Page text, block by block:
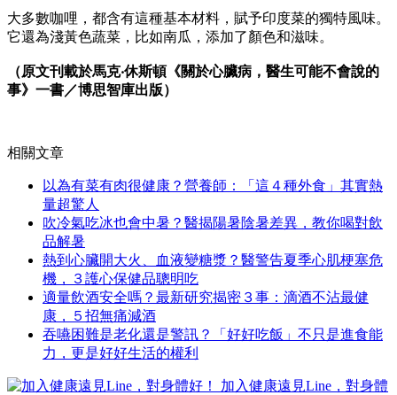
大多數咖哩，都含有這種基本材料，賦予印度菜的獨特風味。
它還為淺黃色蔬菜，比如南瓜，添加了顏色和滋味。
（原文刊載於馬克‧休斯頓《關於心臟病，醫生可能不會說的
事》一書／博思智庫出版）
相關文章
以為有菜有肉很健康？營養師：「這４種外食」其實熱
量超驚人
吹冷氣吃冰也會中暑？醫揭陽暑陰暑差異，教你喝對飲
品解暑
熱到心臟開大火、血液變糖漿？醫警告夏季心肌梗塞危
機，３護心保健品聰明吃
適量飲酒安全嗎？最新研究揭密３事：滴酒不沾最健
康，５招無痛減酒
吞嚥困難是老化還是警訊？「好好吃飯」不只是進食能
力，更是好好生活的權利
加入健康遠見Line，對身體